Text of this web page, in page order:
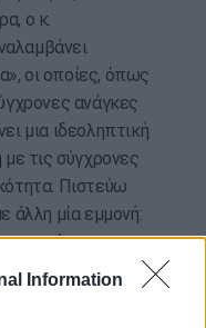
Information
ο κ.
οι οποίες, όπως
ανάγκες
μια ιδεοληπτική
τις σύγχρονες
Πιστεύω
άλλη μία εμμονή:
τη σχέση του με
που θέλει